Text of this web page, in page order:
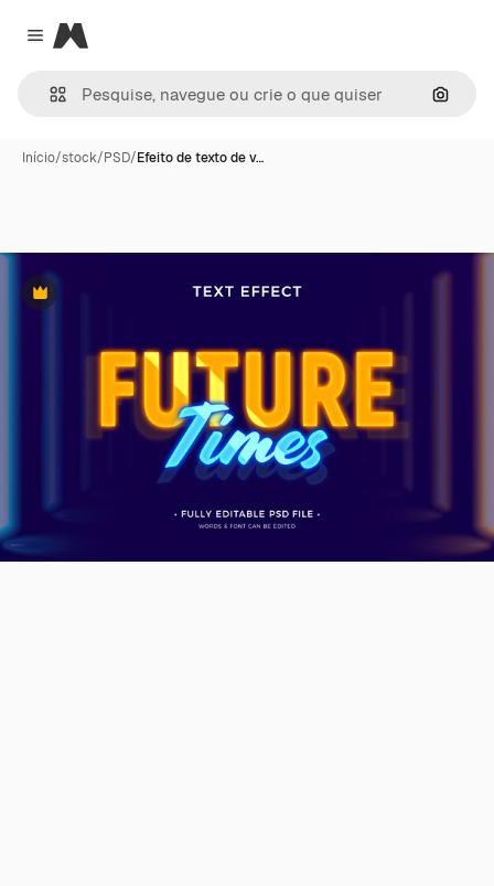
Close menu
Magnific
Início/stock/PSD/Efeito de texto de v…
Premium